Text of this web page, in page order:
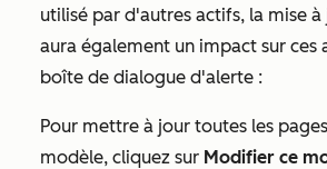
utilisé par d'autres actifs, la mise
aura également un impact sur ces
boîte de dialogue d'alerte :
Pour mettre à jour toutes les
modèle, cliquez sur Modifier ce